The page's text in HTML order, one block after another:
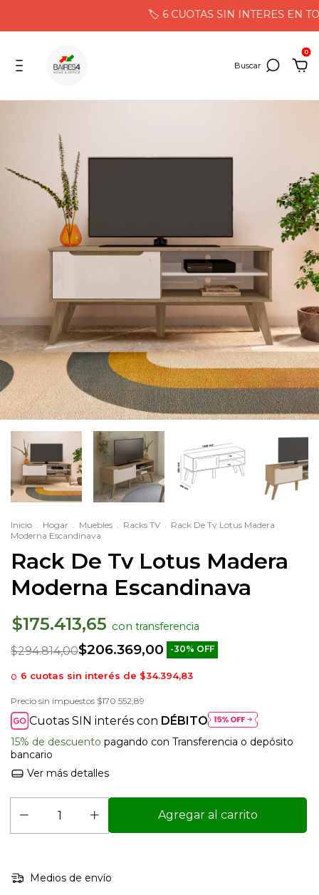
🏷️ 6 CUOTAS SIN INTERES EN
0
Inicio . Hogar . Muebles . Racks TV . Rack De Tv Lotus Madera
Moderna Escandinava
Rack De Tv Lotus Madera
Moderna Escandinava
$175.413,65 con
$294.814,00$206.369,00 -30% OFF
Cuotas SIN interés con DÉBITO
Precio sin impuestos $170.552,89
6 cuotas sin interés de $34.394,83
15% de descuento pagando con Transferencia o depósito
bancario
Ver más detalles
Medios de envío